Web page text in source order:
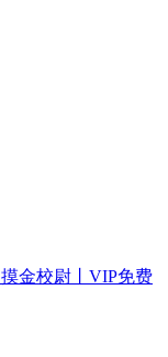
金校尉丨VIP免费